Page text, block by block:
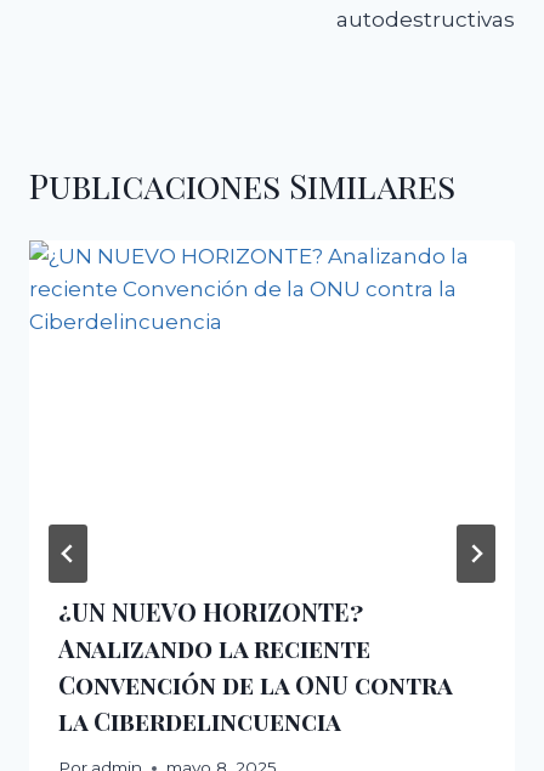
autodestructivas
Publicaciones Similares
¿UN NUEVO HORIZONTE?
Analizando la reciente
Convención de la ONU contra
la Ciberdelincuencia